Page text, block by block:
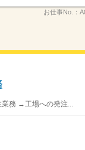
お仕事No.：
務 →工場への発注...